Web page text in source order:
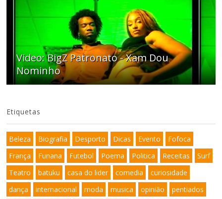
Video: BigZ Patronato - Xam Dou
Nominho
Etiquetas
Beleza Biografia Desporto Dicas Evento
Fofoca
França
Funana Futebol Poema Politica Receitas
Surf
Teatro
batuku casa do lider comedia
curiosidade
dança
internacional moda musica opinião
pentiados